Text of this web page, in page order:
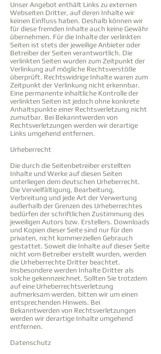
Unser Angebot enthält Links zu externen
Webseiten Dritter, auf deren Inhalte wir
keinen Einfluss haben. Deshalb können wir
für diese fremden Inhalte auch keine Gewähr
übernehmen. Für die Inhalte der verlinkten
Seiten ist stets der jeweilige Anbieter oder
Betreiber der Seiten verantwortlich. Die
verlinkten Seiten wurden zum Zeitpunkt der
Verlinkung auf mögliche Rechtsverstöße
überprüft. Rechtswidrige Inhalte waren zum
Zeitpunkt der Verlinkung nicht erkennbar.
Eine permanente inhaltliche Kontrolle der
verlinkten Seiten ist jedoch ohne konkrete
Anhaltspunkte einer Rechtsverletzung nicht
zumutbar. Bei Bekanntwerden von
Rechtsverletzungen werden wir derartige
Links umgehend entfernen.
Urheberrecht
Die durch die Seitenbetreiber erstellten
Inhalte und Werke auf diesen Seiten
unterliegen dem deutschen Urheberrecht.
Die Vervielfältigung, Bearbeitung,
Verbreitung und jede Art der Verwertung
außerhalb der Grenzen des Urheberrechtes
bedürfen der schriftlichen Zustimmung des
jeweiligen Autors bzw. Erstellers. Downloads
und Kopien dieser Seite sind nur für den
privaten, nicht kommerziellen Gebrauch
gestattet. Soweit die Inhalte auf dieser Seite
nicht vom Betreiber erstellt wurden, werden
die Urheberrechte Dritter beachtet.
Insbesondere werden Inhalte Dritter als
solche gekennzeichnet. Sollten Sie trotzdem
auf eine Urheberrechtsverletzung
aufmerksam werden, bitten wir um einen
entsprechenden Hinweis. Bei
Bekanntwerden von Rechtsverletzungen
werden wir derartige Inhalte umgehend
entfernen.
Datenschutz